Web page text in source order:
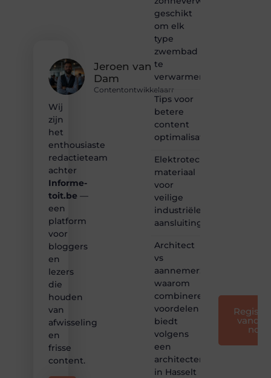
Jeroen van
Dam
Contentontwikkelaarr
Wij
zijn
het
enthousiaste
redactieteam
achter
Informe-
toit.be —
een
platform
voor
bloggers
en
lezers
die
houden
van
afwisseling
en
frisse
content.
geschikt
om elk
type
zwembad
te
verwarmen?
Tips voor
betere
content
optimalisatie
Elektrotechnisch
materiaal
voor
veilige
industriële
aansluitingen
Architect
vs
aannemer:
waarom
combineren
voordelen
biedt
volgens
een
architectenbureau
in Hasselt
nog